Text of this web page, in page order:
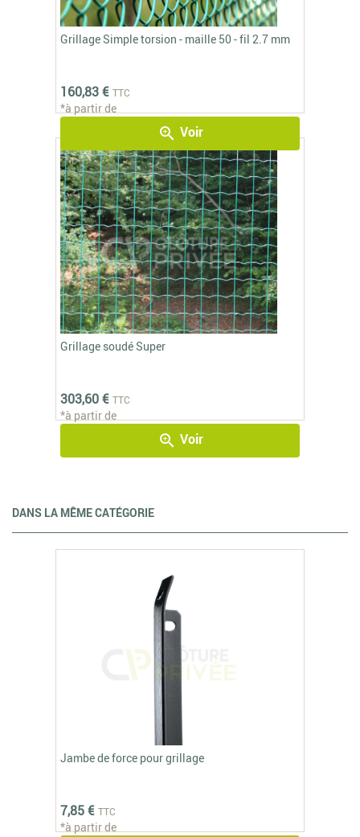
Grillage Simple torsion - maille 50 - fil 2.7 mm
160,83 € TTC
*à partir de
zoom_in Voir
Grillage soudé Super
303,60 € TTC
*à partir de
zoom_in Voir
DANS LA MÊME CATÉGORIE
Jambe de force pour grillage
7,85 € TTC
*à partir de